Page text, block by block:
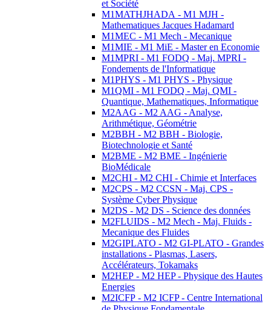
et Société
M1MATHJHADA - M1 MJH -
Mathematiques Jacques Hadamard
M1MEC - M1 Mech - Mecanique
M1MIE - M1 MiE - Master en Economie
M1MPRI - M1 FODQ - Maj. MPRI -
Fondements de l'Informatique
M1PHYS - M1 PHYS - Physique
M1QMI - M1 FODQ - Maj. QMI -
Quantique, Mathematiques, Informatique
M2AAG - M2 AAG - Analyse,
Arithmétique, Géométrie
M2BBH - M2 BBH - Biologie,
Biotechnologie et Santé
M2BME - M2 BME - Ingénierie
BioMédicale
M2CHI - M2 CHI - Chimie et Interfaces
M2CPS - M2 CCSN - Maj. CPS -
Système Cyber Physique
M2DS - M2 DS - Science des données
M2FLUIDS - M2 Mech - Maj. Fluids -
Mecanique des Fluides
M2GIPLATO - M2 GI-PLATO - Grandes
installations - Plasmas, Lasers,
Accélérateurs, Tokamaks
M2HEP - M2 HEP - Physique des Hautes
Energies
M2ICFP - M2 ICFP - Centre International